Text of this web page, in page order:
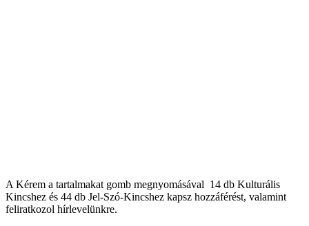
A Kérem a tartalmakat gomb megnyomásával 14 db Kulturális
Kincshez és 44 db Jel-Szó-Kincshez kapsz hozzáférést, valamint
feliratkozol hírlevelünkre.